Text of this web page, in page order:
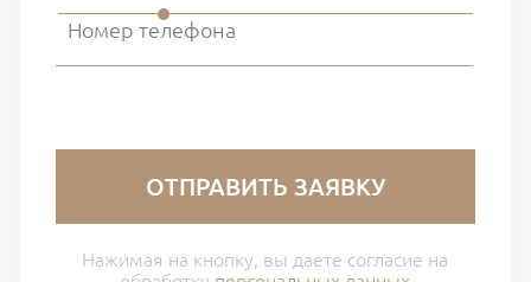
задала тон всему интерьеру: уши Микки, что называется,
видны повсюду и почти буквально повторяются в форме
молодого екатеринбургского художника Ромы Бантика,
абстракции, как может показаться: художник увлекается
ОТПРАВИТЬ ЗАЯВКУ
Нажимая на кнопку, вы даете согласие на